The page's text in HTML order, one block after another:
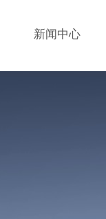
新闻中心